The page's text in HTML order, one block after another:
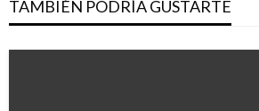
TAMBIÉN PODRÍA GUSTARTE